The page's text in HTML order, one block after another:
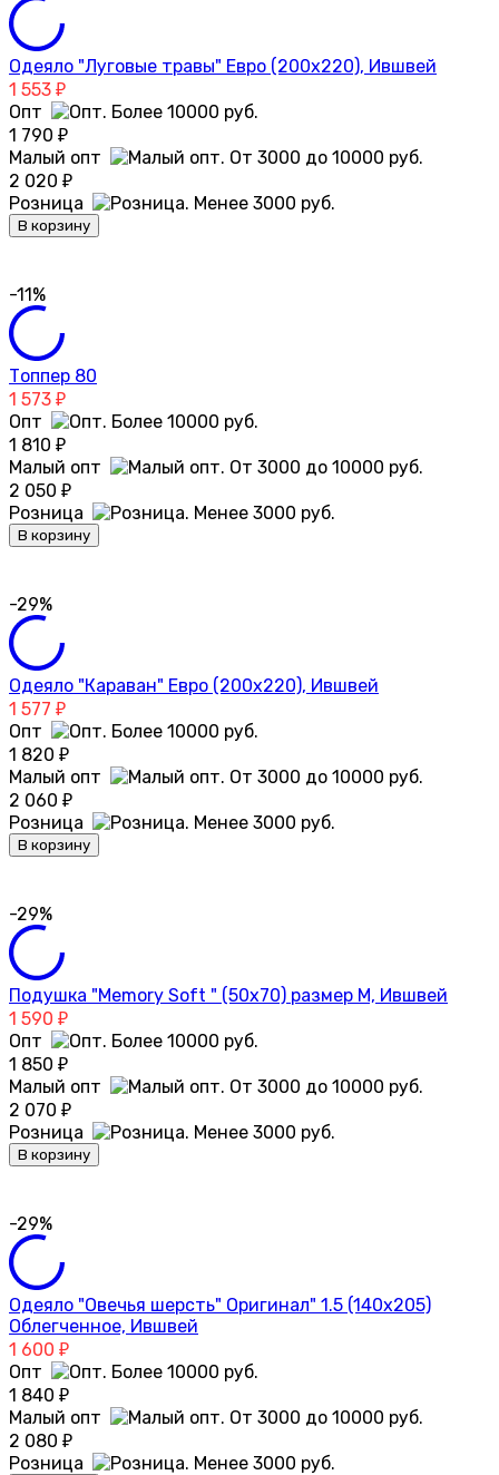
Одеяло "Луговые травы" Евро (200х220), Ившвей
1 553 ₽
Опт
1 790 ₽
Малый опт
2 020 ₽
Розница
В корзину
-11%
Топпер 80
1 573 ₽
Опт
1 810 ₽
Малый опт
2 050 ₽
Розница
В корзину
-29%
Одеяло "Караван" Евро (200х220), Ившвей
1 577 ₽
Опт
1 820 ₽
Малый опт
2 060 ₽
Розница
В корзину
-29%
Подушка "Memory Soft " (50х70) размер М, Ившвей
1 590 ₽
Опт
1 850 ₽
Малый опт
2 070 ₽
Розница
В корзину
-29%
Одеяло "Овечья шерсть" Оригинал" 1.5 (140х205)
Облегченное, Ившвей
1 600 ₽
Опт
1 840 ₽
Малый опт
2 080 ₽
Розница